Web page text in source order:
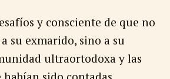
y consciente de que no
su exmarido, sino a su
ultraortodoxa y las